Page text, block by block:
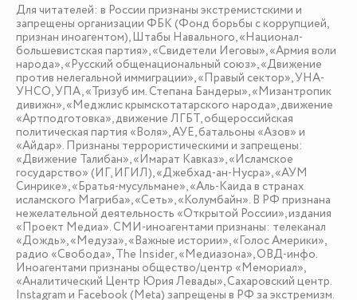
Для читателей: в России признаны экстремистскими и
запрещены организации ФБК (Фонд борьбы с коррупцией,
признан иноагентом), Штабы Навального, «Национал-
большевистская партия», «Свидетели Иеговы», «Армия воли
народа», «Русский общенациональный союз», «Движение
против нелегальной иммиграции», «Правый сектор», УНА-
УНСО, УПА, «Тризуб им. Степана Бандеры», «Мизантропик
дивижн», «Меджлис крымскотатарского народа», движение
«Артподготовка», движение ЛГБТ, общероссийская
политическая партия «Воля», АУЕ, батальоны «Азов» и
«Айдар». Признаны террористическими и запрещены:
«Движение Талибан», «Имарат Кавказ», «Исламское
государство» (ИГ, ИГИЛ), «Джебхад-ан-Нусра», «АУМ
Синрике», «Братья-мусульмане», «Аль-Каида в странах
исламского Магриба», «Сеть», «Колумбайн». В РФ признана
нежелательной деятельность «Открытой России», издания
«Проект Медиа». СМИ-иноагентами признаны: телеканал
«Дождь», «Медуза», «Важные истории», «Голос Америки»,
радио «Свобода», The Insider, «Медиазона», ОВД-инфо.
Иноагентами признаны общество/центр «Мемориал»,
«Аналитический Центр Юрия Левады», Сахаровский центр.
Instagram и Facebook (Metа) запрещены в РФ за экстремизм.